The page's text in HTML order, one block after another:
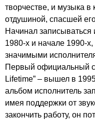
творчестве, и музыка в
отдушиной, спасшей
Начинал записываться
1980-х и начале 1990-
значимыми
Первый официальный
Lifetime” – вышел в
альбом исполнитель
имея поддержки от
закончить работу, он